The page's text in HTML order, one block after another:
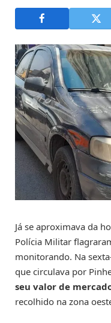
Já se aproximava da
Polícia Militar
monitorando. Na
que circulava por
seu valor de
recolhido na zona